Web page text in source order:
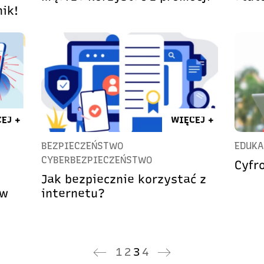
+ WIĘCEJ +
BEZPIECZEŃSTWO
CYBERBEZPIECZEŃSTWO
Jak bezpiecznie korzystać z
internetu?
1 2 3 4